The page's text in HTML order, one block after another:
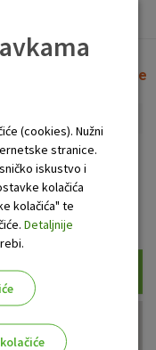
vidjeti
Očisti filtere
(cookies). Nužni
stranice.
iskustvo i
kolačića
kolačića" te
Detaljnije